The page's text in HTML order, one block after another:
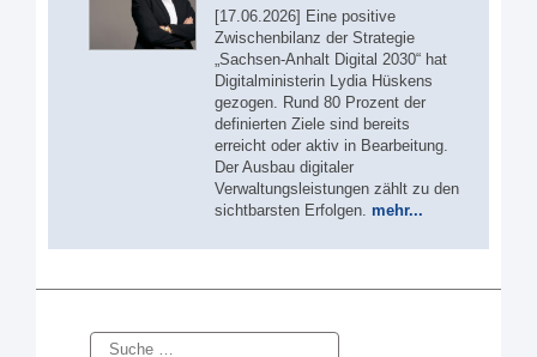
[17.06.2026] Eine positive
Zwischenbilanz der Strategie
„Sachsen-Anhalt Digital 2030“ hat
Digitalministerin Lydia Hüskens
gezogen. Rund 80 Prozent der
definierten Ziele sind bereits
erreicht oder aktiv in Bearbeitung.
Der Ausbau digitaler
Verwaltungsleistungen zählt zu den
sichtbarsten Erfolgen. mehr...
Suche